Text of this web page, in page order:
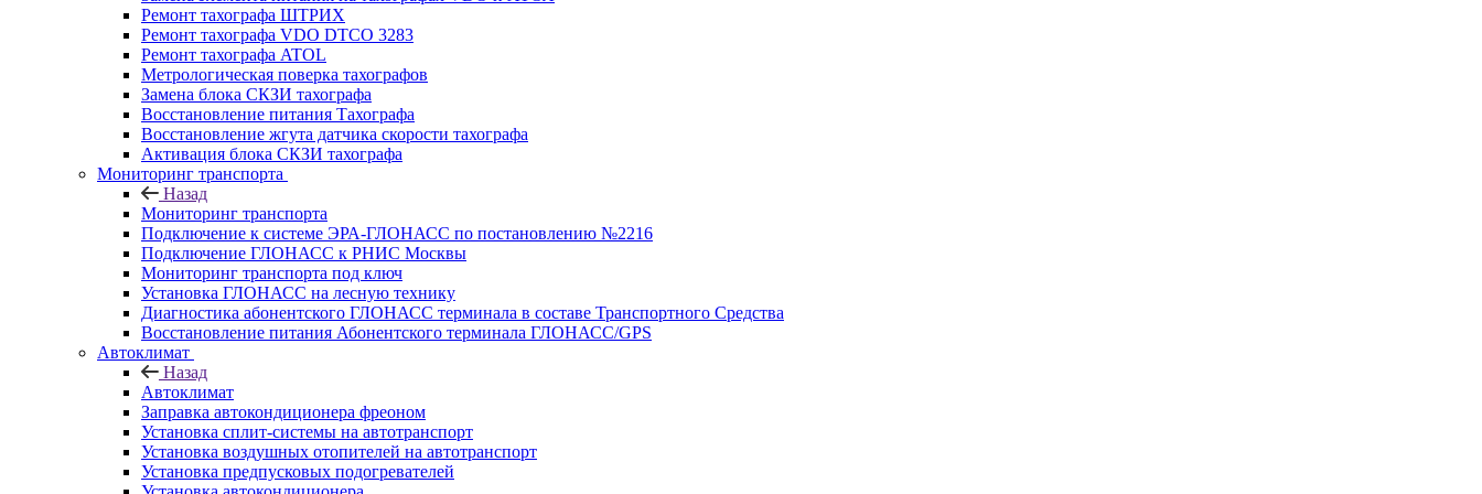
Ремонт тахографа ШТРИХ
Ремонт тахографа VDO DTCO 3283
Ремонт тахографа ATOL
Метрологическая поверка тахографов
Замена блока СКЗИ тахографа
Восстановление питания Тахографа
Восстановление жгута датчика скорости тахографа
Активация блока СКЗИ тахографа
Мониторинг транспорта
Назад
Мониторинг транспорта
Подключение к системе ЭРА-ГЛОНАСС по постановлению №2216
Подключение ГЛОНАСС к РНИС Москвы
Мониторинг транспорта под ключ
Установка ГЛОНАСС на лесную технику
Диагностика абонентского ГЛОНАСС терминала в составе Транспортного Средства
Восстановление питания Абонентского терминала ГЛОНАСС/GPS
Автоклимат
Назад
Автоклимат
Заправка автокондиционера фреоном
Установка сплит-системы на автотранспорт
Установка воздушных отопителей на автотранспорт
Установка предпусковых подогревателей